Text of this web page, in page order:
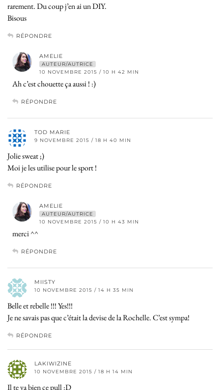
rarement. Du coup j’en ai un DIY.
Bisous
RÉPONDRE
AMELIE
AUTEUR/AUTRICE
10 NOVEMBRE 2015 / 10 H 42 MIN
Ah c’est chouette ça aussi ! :)
RÉPONDRE
TOD MARIE
9 NOVEMBRE 2015 / 18 H 40 MIN
Jolie sweat ;)
Moi je les utilise pour le sport !
RÉPONDRE
AMELIE
AUTEUR/AUTRICE
10 NOVEMBRE 2015 / 10 H 43 MIN
merci ^^
RÉPONDRE
MIISTY
10 NOVEMBRE 2015 / 14 H 35 MIN
Belle et rebelle !!! Yes!!!
Je ne savais pas que c’était la devise de la Rochelle. C’est sympa!
RÉPONDRE
LAKIWIZINE
10 NOVEMBRE 2015 / 18 H 14 MIN
Il te va bien ce pull :D